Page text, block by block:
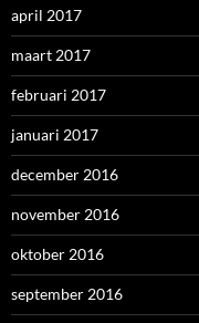
april 2017
maart 2017
februari 2017
januari 2017
december 2016
november 2016
oktober 2016
september 2016